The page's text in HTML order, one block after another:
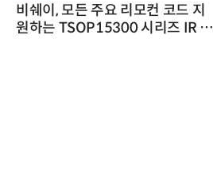
비쉐이, 모든 주요 리모컨 코드 지
원하는 TSOP15300 시리즈 IR 수